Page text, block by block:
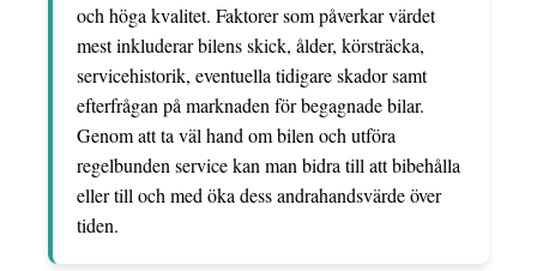
och höga kvalitet. Faktorer som påverkar värdet
mest inkluderar bilens skick, ålder, körsträcka,
servicehistorik, eventuella tidigare skador samt
efterfrågan på marknaden för begagnade bilar.
Genom att ta väl hand om bilen och utföra
regelbunden service kan man bidra till att bibehålla
eller till och med öka dess andrahandsvärde över
tiden.